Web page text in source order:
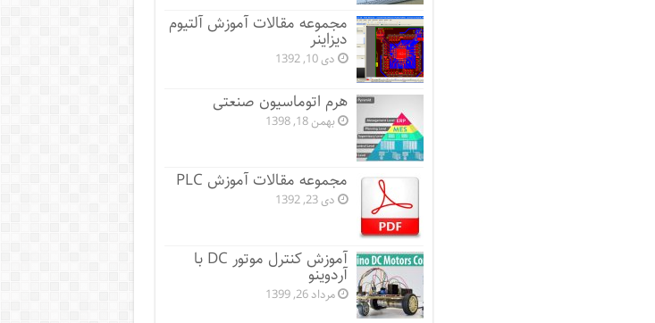
مجموعه مقالات آموزش آلتیوم
دیزاینر
دی 10, 1392
هرم اتوماسیون صنعتی
بهمن 18, 1398
مجموعه مقالات آموزش PLC
دی 23, 1392
آموزش کنترل موتور DC با
آردوینو
مرداد 26, 1399